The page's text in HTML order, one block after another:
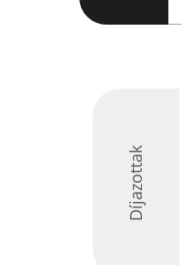
Díjazottak